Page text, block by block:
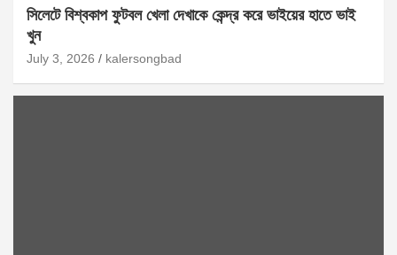
সিলেটে বিশ্বকাপ ফুটবল খেলা দেখাকে কেন্দ্র করে ভাইয়ের হাতে ভাই
খুন
July 3, 2026 kalersongbad